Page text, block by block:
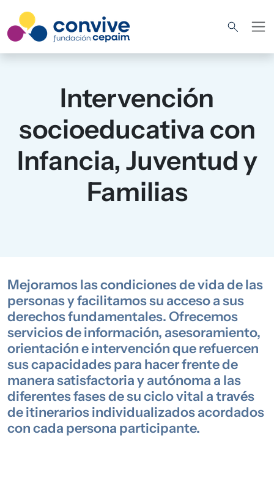
Intervención
socioeducativa con
Infancia, Juventud y
Familias
Mejoramos las condiciones de vida de las
personas y facilitamos su acceso a sus
derechos fundamentales. Ofrecemos
servicios de información, asesoramiento,
orientación e intervención que refuercen
sus capacidades para hacer frente de
manera satisfactoria y autónoma a las
diferentes fases de su ciclo vital a través
de itinerarios individualizados acordados
con cada persona participante.